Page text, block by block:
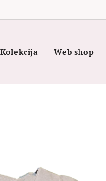
Kolekcija Web shop